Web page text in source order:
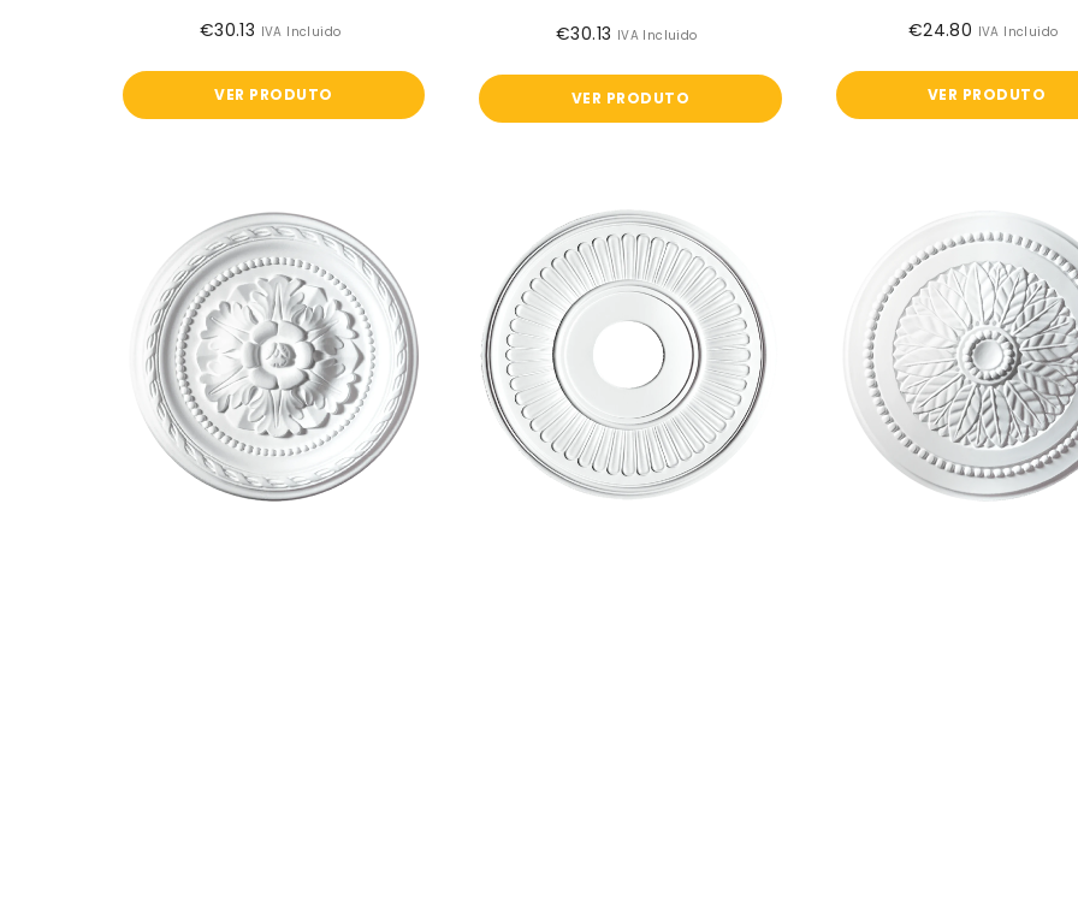
Preço
€30.13 IVA Incluido
VER PRODUTO
Preço
€30.13 IVA Incluido
VER PRODUTO
Preço
€24.80 IVA Incluido
VER PRODUTO
Diana
Homestar
-
Ø300mm
Silva
Homestar
-
Ø370mm
Gracia
Homestar
-
Ø340mm